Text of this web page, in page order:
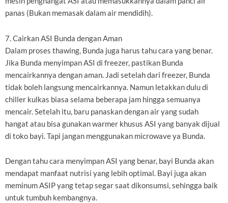
panas (Bukan memasak dalam air mendidih).
7. Cairkan ASI Bunda dengan Aman
Dalam proses thawing, Bunda juga harus tahu cara yang benar.
Jika Bunda menyimpan ASI di freezer, pastikan Bunda
mencairkannya dengan aman. Jadi setelah dari freezer, Bunda
tidak boleh langsung mencairkannya. Namun letakkan dulu di
chiller kulkas biasa selama beberapa jam hingga semuanya
mencair. Setelah itu, baru panaskan dengan air yang sudah
hangat atau bisa gunakan warmer khusus ASI yang banyak dijual
di toko bayi. Tapi jangan menggunakan microwave ya Bunda.
Dengan tahu cara menyimpan ASI yang benar, bayi Bunda akan
mendapat manfaat nutrisi yang lebih optimal. Bayi juga akan
meminum ASIP yang tetap segar saat dikonsumsi, sehingga baik
untuk tumbuh kembangnya.